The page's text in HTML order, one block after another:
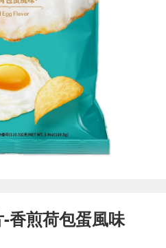
香煎荷包蛋風味